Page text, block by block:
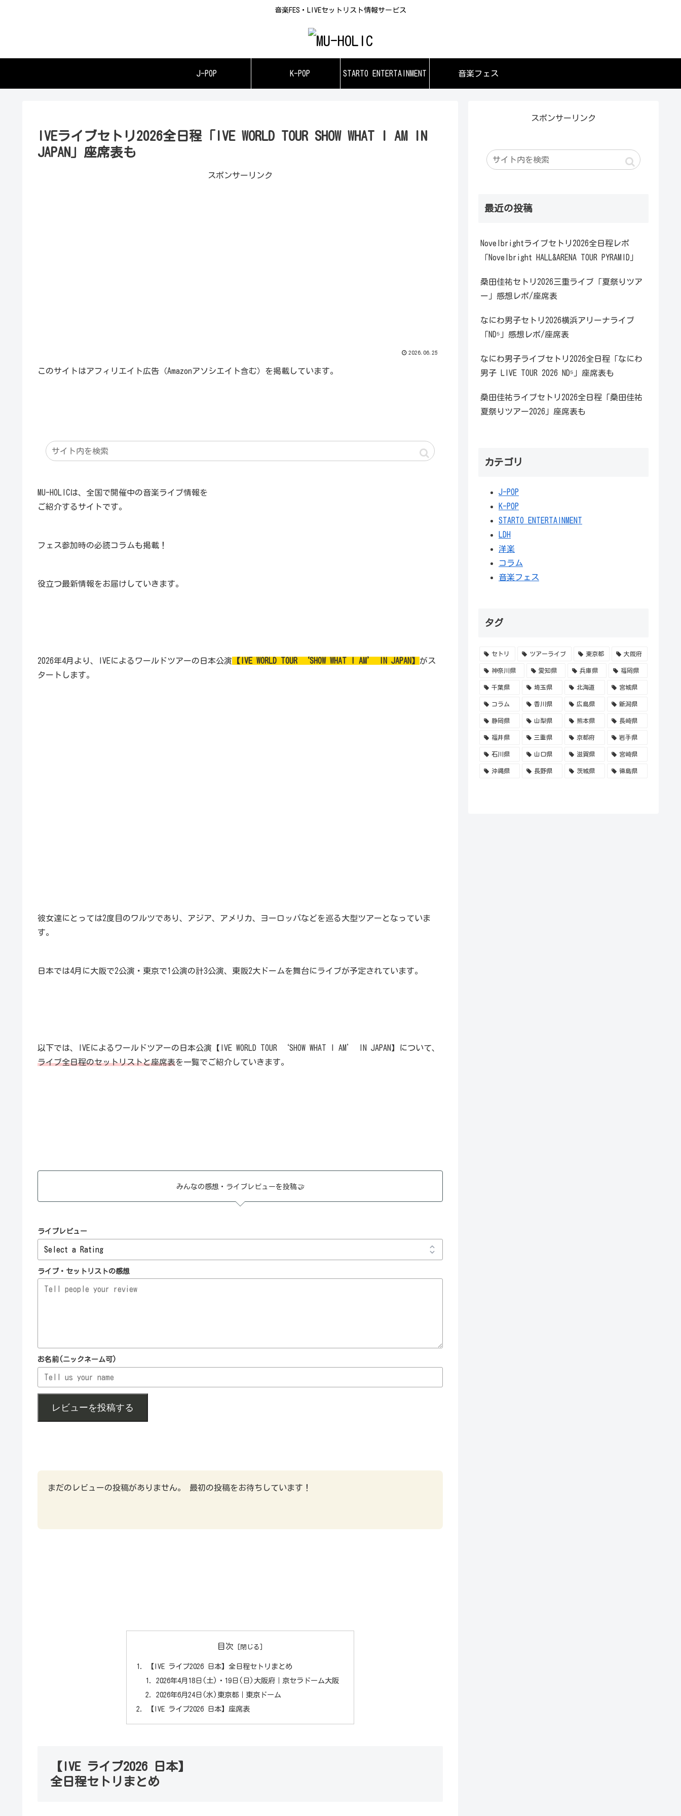
音楽FES・LIVEセットリスト情報サービス
J-POP K-POP STARTO ENTERTAINMENT 音楽フェス
IVEライブセトリ2026全日程「IVE WORLD TOUR SHOW WHAT I AM IN
JAPAN」座席表も
スポンサーリンク
2026.06.25
このサイトはアフィリエイト広告（Amazonアソシエイト含む）を掲載しています。
MU-HOLICは、全国で開催中の音楽ライブ情報を
ご紹介するサイトです。
フェス参加時の必読コラムも掲載！
役立つ最新情報をお届けしていきます。
2026年4月より、IVEによるワールドツアーの日本公演 【IVE WORLD TOUR ‘SHOW WHAT I AM’ IN JAPAN】 がス
タートします。
彼女達にとっては2度目のワルツであり、アジア、アメリカ、ヨーロッパなどを巡る大型ツアーとなっていま
す。
日本では4月に大阪で2公演・東京で1公演の計3公演、東阪2大ドームを舞台にライブが予定されています。
以下では、IVEによるワールドツアーの日本公演【IVE WORLD TOUR ‘SHOW WHAT I AM’ IN JAPAN】について、
ライブ全日程のセットリストと座席表を一覧でご紹介していきます。
みんなの感想・ライブレビューを投稿🤝
ライブレビュー
ライブ・セットリストの感想
お名前(ニックネーム可)
レビューを投稿する
まだのレビューの投稿がありません。 最初の投稿をお待ちしています！
目次
【IVE ライブ2026 日本】全日程セトリまとめ
2026年4月18日(土)・19日(日)大阪府｜京セラドーム大阪
2026年6月24日(水)東京都｜東京ドーム
【IVE ライブ2026 日本】座席表
【IVE ライブ2026 日本】
全日程セトリまとめ
スポンサーリンク
最近の投稿
Novelbrightライブセトリ2026全日程レポ
「Novelbright HALL&ARENA TOUR PYRAMID」
桑田佳祐セトリ2026三重ライブ「夏祭りツア
ー」感想レポ/座席表
なにわ男子セトリ2026横浜アリーナライブ
「ND⁵」感想レポ/座席表
なにわ男子ライブセトリ2026全日程「なにわ
男子 LIVE TOUR 2026 ND⁵」座席表も
桑田佳祐ライブセトリ2026全日程「桑田佳祐
夏祭りツアー2026」座席表も
カテゴリ
J-POP
K-POP
STARTO ENTERTAINMENT
LDH
洋楽
コラム
音楽フェス
タグ
セトリ ツアーライブ 東京都 大阪府
神奈川県 愛知県 兵庫県 福岡県
千葉県 埼玉県 北海道 宮城県
コラム 香川県 広島県 新潟県
静岡県 山梨県 熊本県 長崎県
福井県 三重県 京都府 岩手県
石川県 山口県 滋賀県 宮崎県
沖縄県 長野県 茨城県 徳島県